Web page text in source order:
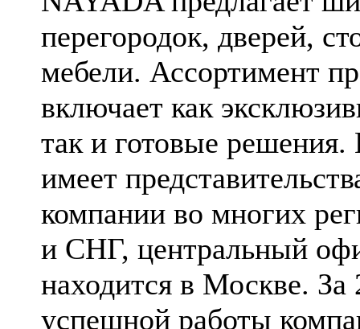
перегородок, дверей,
мебели. Ассортимент
включает как
так и готовые решения.
имеет
компании во многих
и СНГ, центральный
находится в Москве. За
успешной работы